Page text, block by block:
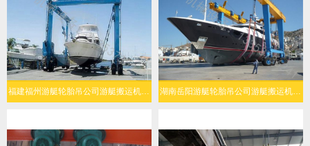
福建福州游艇轮胎吊公司游艇搬运机定制化设计 湖南岳阳游艇轮胎吊公司游艇搬运机经济环保